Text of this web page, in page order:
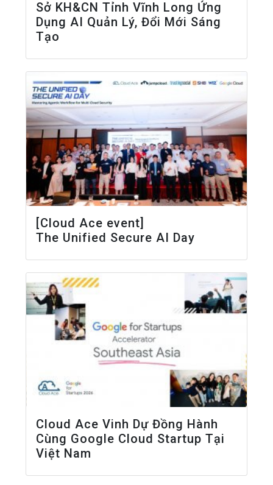
Sở KH&CN Tỉnh Vĩnh Long Ứng
Dụng AI Quản Lý, Đổi Mới Sáng
Tạo
[Cloud Ace event]
The Unified Secure AI Day
Cloud Ace Vinh Dự Đồng Hành
Cùng Google Cloud Startup Tại
Việt Nam